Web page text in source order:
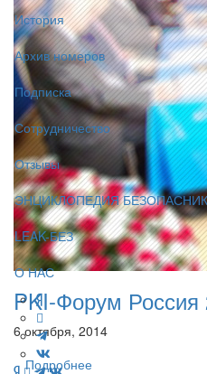
История
Архив номеров
Подписка
Сотрудничество
Отзывы
ЭНЦИКЛОПЕДИЯ
LEAK-БЕЗ
О НАС
PKI-Форум Россия
6 октября, 2014
Подробнее